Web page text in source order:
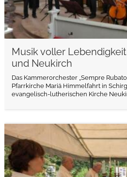
Musik voller
und Neukirch
Das Kammerorchester „Sempre
Pfarrkirche Mariä Himmelfahrt in
evangelisch-lutherischen Kirche
weiterlesen